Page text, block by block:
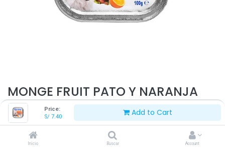
Price:
S/ 7.40 Add to Cart
Inicio Buscar Account
MONGE FRUIT PATO Y NARANJA
100 G
7.40